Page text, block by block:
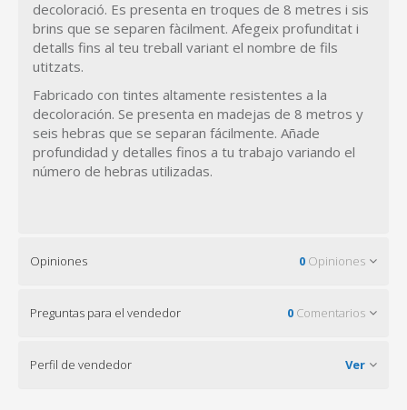
decoloració. Es presenta en troques de 8 metres i sis
brins que se separen fàcilment. Afegeix profunditat i
detalls fins al teu treball variant el nombre de fils
utitzats.
Fabricado con tintes altamente resistentes a la
decoloración. Se presenta en madejas de 8 metros y
seis hebras que se separan fácilmente. Añade
profundidad y detalles finos a tu trabajo variando el
número de hebras utilizadas.
Opiniones 0 Opiniones
Preguntas para el vendedor 0 Comentarios
Perfil de vendedor Ver